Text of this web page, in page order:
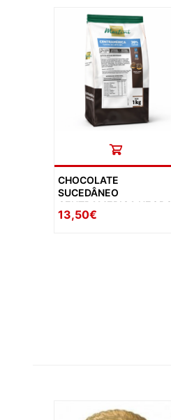
CHOCOLATE
SUCEDÂNEO
CENTRAMERICA NEGRO
1KG
13,50€